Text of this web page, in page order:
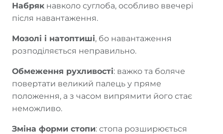
Набряк навколо суглоба, особливо ввечері
після навантаження.
Мозолі і натоптиші, бо навантаження
розподіляється неправильно.
Обмеження рухливості: важко та боляче
повертати великий палець у пряме
положення, а з часом випрямити його стає
неможливо.
Зміна форми стопи: стопа розширюється